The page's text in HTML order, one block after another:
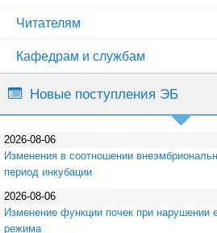
Читателям
Кафедрам и службам
Новые поступления ЭБ
2026-08-06
Изменения в соотношении
период инкубации
2026-08-06
Изменение функции почек при нарушении
режима